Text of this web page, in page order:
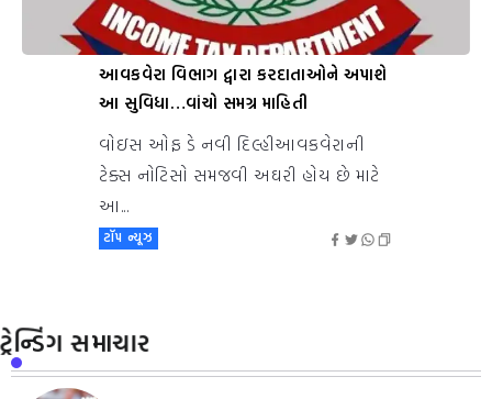
આવકવેરા વિભાગ દ્વારા કરદાતાઓને અપાશે
આ સુવિધા…વાંચો સમગ્ર માહિતી
વોઇસ ઓફ ડે નવી દિલ્હીઆવકવેરાની
ટેક્સ નોટિસો સમજવી અઘરી હોય છે માટે
આ...
ટૉપ ન્યૂઝ
સમાચાર